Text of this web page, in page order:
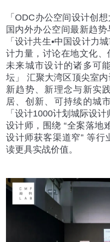
「 ODC办公空间设计创
国内外办公空间最新趋势
「设计共生•中国设计力
计力量，讨论在地文化
未来城市设计的诸多可
坛」 汇聚大湾区顶尖室
新趋势、新理念与新实
居、创新、可持续的城
「设计1000计划城际设计
设计师，围绕 “全案落地
设计师获客渠道窄” 等行
读更具实战价值。